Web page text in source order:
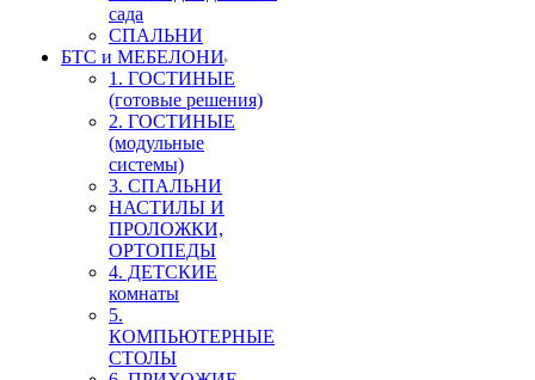
сада
СПАЛЬНИ
БТС и МЕБЕЛОНИ
1. ГОСТИНЫЕ
(готовые решения)
2. ГОСТИНЫЕ
(модульные
системы)
3. СПАЛЬНИ
НАСТИЛЫ И
ПРОЛОЖКИ,
ОРТОПЕДЫ
4. ДЕТСКИЕ
комнаты
5.
КОМПЬЮТЕРНЫЕ
СТОЛЫ